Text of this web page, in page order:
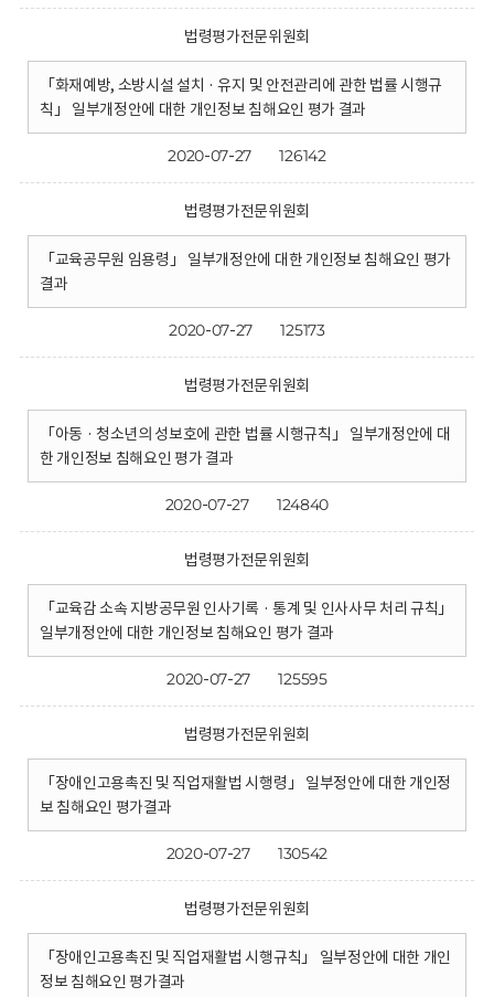
법령평가전문위원회
「화재예방, 소방시설 설치 · 유지 및 안전관리에 관한 법률 시행규
칙」 일부개정안에 대한 개인정보 침해요인 평가 결과
2020-07-27 126142
법령평가전문위원회
「교육공무원 임용령」 일부개정안에 대한 개인정보 침해요인 평가
결과
2020-07-27 125173
법령평가전문위원회
「아동 · 청소년의 성보호에 관한 법률 시행규칙」 일부개정안에 대
한 개인정보 침해요인 평가 결과
2020-07-27 124840
법령평가전문위원회
「교육감 소속 지방공무원 인사기록 · 통계 및 인사사무 처리 규칙」
일부개정안에 대한 개인정보 침해요인 평가 결과
2020-07-27 125595
법령평가전문위원회
「장애인고용촉진 및 직업재활법 시행령」 일부정안에 대한 개인정
보 침해요인 평가결과
2020-07-27 130542
법령평가전문위원회
「장애인고용촉진 및 직업재활법 시행규칙」 일부정안에 대한 개인
정보 침해요인 평가결과